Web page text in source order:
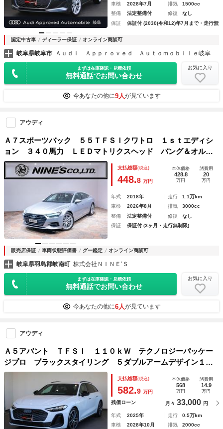
車検
2028年7月 排気
1500cc
整備
法定整備付 修復
なし
保証
保証付 (2030(令和12)年7月まで・走行無
認定中古車 ディーラー保証 オンライン商談可
岐阜県岐阜市 Ａｕｄｉ Ａｐｐｒｏｖｅｄ Ａｕｔｏｍｏｂｉｌｅ岐阜
まずは在庫確認・見積依頼
無料通話でお問い合わせ
お気に入り
今あなたの他に9人が見ています
アウディ
Ａ７スポーツバック ５５ＴＦＳＩクワトロ １ｓｔエディシ
ョン ３４０馬力 ＬＥＤマトリクスヘッド バング＆オルフ
セン 純正２０ＡＷ ドライブセレクト アルカンターラハー
フレザー ＥＴＣ２．０ パワートランク バーチャルコクピ
支払総額(税込)
448.8 万円
本体価格
428.8
万円
諸費用
20
万円
年式 2018年 走行
1.1万km
車検
2026年8月 排気
3000cc
整備
法定整備付 修復
なし
保証
保証付 (3ヶ月・走行無制限)
販売店保証 車両状態評価書 グー鑑定 オンライン商談可
岐阜県羽島郡岐南町 株式会社ＮＩＮＥ’Ｓ
まずは在庫確認・見積依頼
無料通話でお問い合わせ
お気に入り
今あなたの他に6人が見ています
アウディ
Ａ５アバント ＴＦＳＩ １１０ｋＷ テクノロジーパッケー
ジプロ ブラックスタイリング ５ダブルアームデザイン１９
ＡＷ ライティングパッケージ ロールアップサンシェード
支払総額(税込)
582.9 万円
本体価格
568
万円
諸費用
14.9
万円
残価ローン 月々 33,000 円
年式 2025年 走行
0.5万km
車検
2028年10月 排気 2000cc